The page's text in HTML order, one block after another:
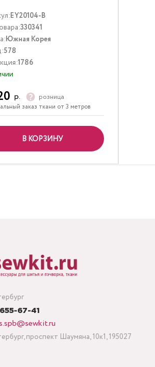
EY20104-B
330341
Южная Корея
578
1786
р. розница
заказ ткани от 3 метров
В КОРЗИНУ
67-41
проспект Шаумяна, 10к1, 195027